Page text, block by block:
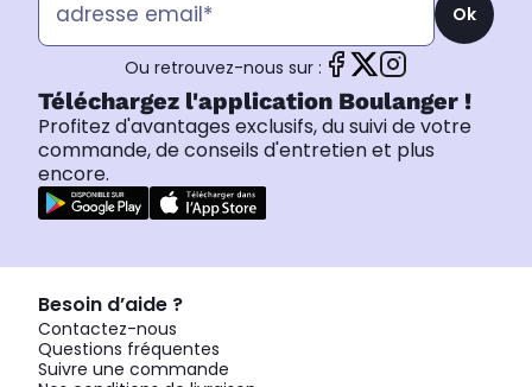
Ok
Ou retrouvez-nous sur :
Téléchargez l'application Boulanger !
Profitez d'avantages exclusifs, du suivi de votre
commande, de conseils d'entretien et plus
encore.
Besoin d’aide ?
Contactez-nous
Questions fréquentes
Suivre une commande